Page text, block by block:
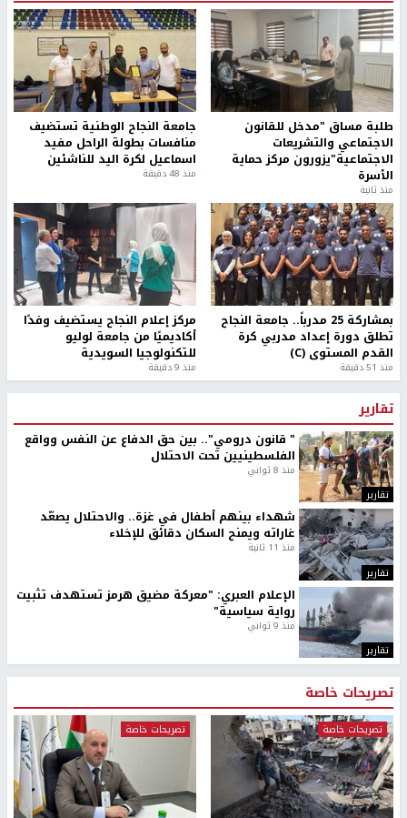
طلبة مساق "مدخل للقانون
الاجتماعي والتشريعات
الاجتماعية"يزورون مركز حماية
الأسرة
منذ ثانية
جامعة النجاح الوطنية تستضيف
منافسات بطولة الراحل مفيد
اسماعيل لكرة اليد للناشئين
منذ 48 دقيقة
بمشاركة 25 مدرباً.. جامعة النجاح
تطلق دورة إعداد مدربي كرة
القدم المستوى (C)
منذ 51 دقيقة
مركز إعلام النجاح يستضيف وفدًا
أكاديميًا من جامعة لوليو
للتكنولوجيا السويدية
منذ 9 دقيقة
تقارير
تقارير
" قانون درومي".. بين حق الدفاع عن النفس وواقع
الفلسطينيين تحت الاحتلال
منذ 8 ثواني
تقارير
شهداء بينهم أطفال في غزة.. والاحتلال يصعّد
غاراته ويمنح السكان دقائق للإخلاء
منذ 11 ثانية
تقارير
الإعلام العبري: "معركة مضيق هرمز تستهدف تثبيت
رواية سياسية"
منذ 9 ثواني
تصريحات خاصة
تصريحات خاصة تصريحات خاصة